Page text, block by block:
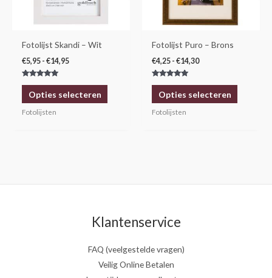
Fotolijst Skandi – Wit
€5,95 - €14,95
Gewaardeerd
5.00
uit 5Opties selecteren
kan
de
productpagina
Fotolijsten
Fotolijst Puro – Brons
€4,25 - €14,30
Gewaardeerd
5.00
uit 5Opties selecteren
kan
de
Fotolijsten
Klantenservice
FAQ (veelgestelde vragen)
Veilig Online Betalen